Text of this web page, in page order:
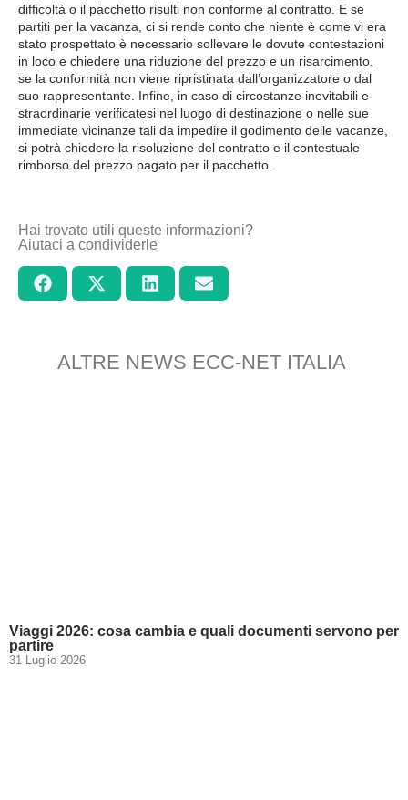
difficoltà o il pacchetto risulti non conforme al contratto. E se
partiti per la vacanza, ci si rende conto che niente è come vi era
stato prospettato è necessario sollevare le dovute contestazioni
in loco e chiedere una riduzione del prezzo e un risarcimento,
se la conformità non viene ripristinata dall’organizzatore o dal
suo rappresentante. Infine, in caso di circostanze inevitabili e
straordinarie verificatesi nel luogo di destinazione o nelle sue
immediate vicinanze tali da impedire il godimento delle vacanze,
si potrà chiedere la risoluzione del contratto e il contestuale
rimborso del prezzo pagato per il pacchetto.
Hai trovato utili queste informazioni?
Aiutaci a condividerle
ALTRE NEWS ECC-NET ITALIA
Viaggi 2026: cosa cambia e quali documenti servono per
partire
31 Luglio 2026